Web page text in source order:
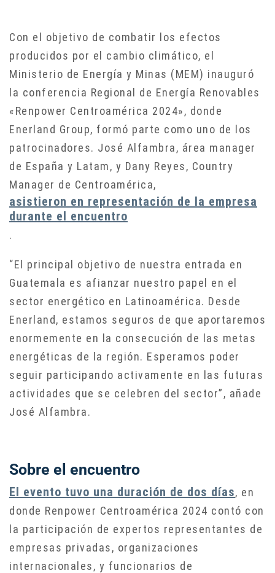
Con el objetivo de combatir los efectos
producidos por el cambio climático, el
Ministerio de Energía y Minas (MEM) inauguró
la conferencia Regional de Energía Renovables
«Renpower Centroamérica 2024», donde
Enerland Group, formó parte como uno de los
patrocinadores. José Alfambra, área manager
de España y Latam, y Dany Reyes, Country
Manager de Centroamérica,
asistieron en representación de la empresa
durante el encuentro
.
“El principal objetivo de nuestra entrada en
Guatemala es afianzar nuestro papel en el
sector energético en Latinoamérica. Desde
Enerland, estamos seguros de que aportaremos
enormemente en la consecución de las metas
energéticas de la región. Esperamos poder
seguir participando activamente en las futuras
actividades que se celebren del sector”, añade
José Alfambra.
Sobre el encuentro
El evento tuvo una duración de dos días, en
donde Renpower Centroamérica 2024 contó con
la participación de expertos representantes de
empresas privadas, organizaciones
internacionales, y funcionarios de